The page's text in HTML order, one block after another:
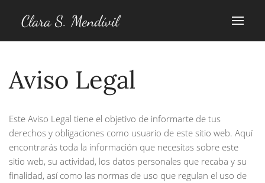
Clara S. Mendívil
Aviso Legal
Este Aviso Legal tiene el objetivo de informarte de tus
derechos y obligaciones como usuario de este sitio web. Aquí
encontrarás toda la información que necesitas sobre este
sitio web, su actividad, los datos personales que recaba y su
finalidad, así como las normas de uso que regulan el uso de